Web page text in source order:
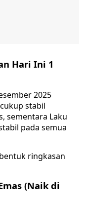
Hari Ini 1
2025
stabil
sementara Laku
pada semua
ringkasan
(Naik di